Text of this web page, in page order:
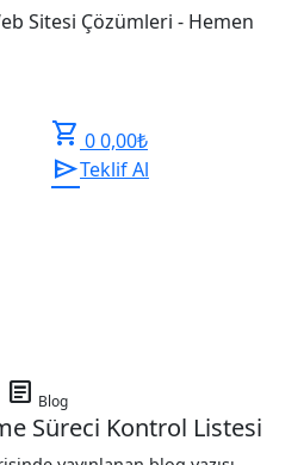
Sitesi Çözümleri - Hemen
shopping_cart 00,00₺
sendTeklif Al
article Blog
Süreci Kontrol Listesi